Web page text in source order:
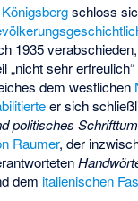
Königsbergschloss
1935
„nicht sehr
dem westlichen
er sich
politisches
Raumer, der
dem italienischen